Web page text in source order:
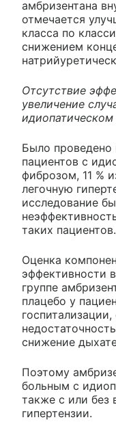
амбризентана
отмечается
класса по
снижением
Отсутствие
увеличение
Было проведено
пациентов с
фиброзом, 11 %
легочную
исследование
таких пациентов.
Оценка
эффективности
группе
плацебо у
снижение
Поэтому
больным с
также с или без
гипертензии.